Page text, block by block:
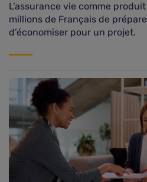
L’assurance vie comme
millions de Français de
d’économiser pour un projet.